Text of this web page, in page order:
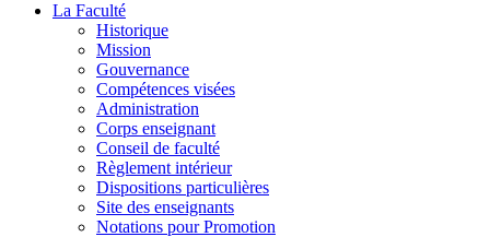
La Faculté
Historique
Mission
Gouvernance
Compétences visées
Administration
Corps enseignant
Conseil de faculté
Règlement intérieur
Dispositions particulières
Site des enseignants
Notations pour Promotion